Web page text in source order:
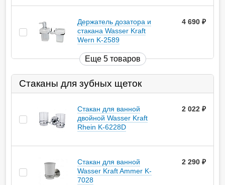
Держатель дозатора и
стакана Wasser Kraft
Wern K-2589
4 690
Еще 5 товаров
Стаканы для зубных щеток
Стакан для ванной
двойной Wasser Kraft
Rhein K-6228D
2 022
Стакан для ванной
Wasser Kraft Ammer K-
7028
2 290